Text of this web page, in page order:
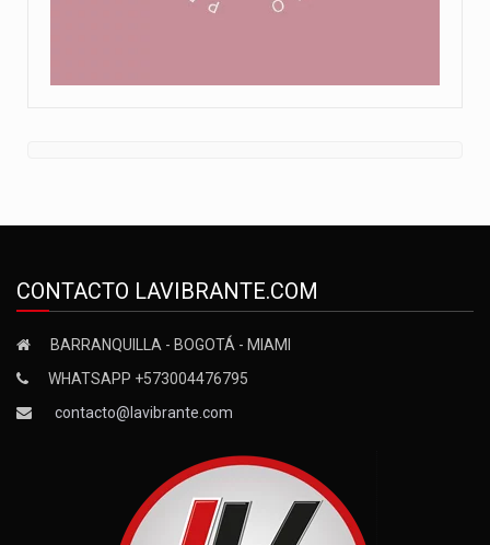
CONTACTO LAVIBRANTE.COM
BARRANQUILLA - BOGOTÁ - MIAMI
WHATSAPP +573004476795
contacto@lavibrante.com